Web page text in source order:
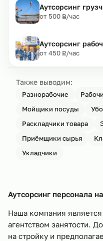
Аутсорсинг
от 500 ₽
Р/час
Аутсорсинг
от 450 ₽
Р/час
Также выводим:
Разнорабочие
Мойщики посуды
Раскладчики товара
Приёмщики сырья
Укладчики
Аутсорсинг персонала
Наша компания
агентством занятости.
на стройку и